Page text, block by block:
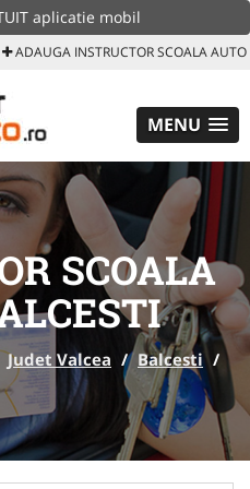
aplicatie mobil
ADAUGA INSTRUCTOR SCOALA AUTO
MENU
SCOALA
Judet Valcea / Balcesti /